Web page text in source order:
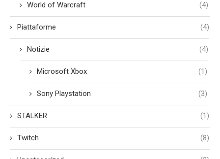
World of Warcraft (4)
Piattaforme (4)
Notizie (4)
Microsoft Xbox (1)
Sony Playstation (3)
STALKER (1)
Twitch (8)